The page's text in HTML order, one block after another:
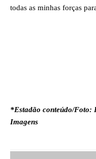
todas as minhas forças
*Estadão conteúdo/Foto:
Imagens